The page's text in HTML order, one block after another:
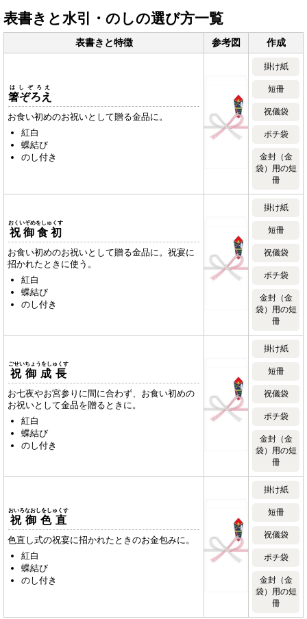
表書きと水引・のしの選び方一覧
表書きと特徴 参考図 作成
箸ぞろえ
はしぞろえ
お食い初めのお祝いとして贈る金品に。
紅白
蝶結び
のし付き
掛け紙
短冊
祝儀袋
ポチ袋
金封（金
袋）用の短
冊
祝御食初
おくいぞめをしゅくす
お食い初めのお祝いとして贈る金品に。祝宴に
招かれたときに使う。
紅白
蝶結び
のし付き
掛け紙
短冊
祝儀袋
ポチ袋
金封（金
袋）用の短
冊
祝御成長
ごせいちょうをしゅくす
お七夜やお宮参りに間に合わず、お食い初めの
お祝いとして金品を贈るときに。
紅白
蝶結び
のし付き
掛け紙
短冊
祝儀袋
ポチ袋
金封（金
袋）用の短
冊
祝御色直
おいろなおしをしゅくす
色直し式の祝宴に招かれたときのお金包みに。
紅白
蝶結び
のし付き
掛け紙
短冊
祝儀袋
ポチ袋
金封（金
袋）用の短
冊